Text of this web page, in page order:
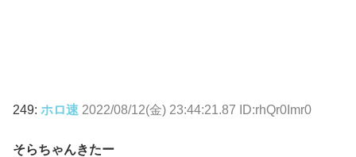
249: ホロ速 2022/08/12(金) 23:44:21.87 ID:rhQr0Imr0
そらちゃんきたー